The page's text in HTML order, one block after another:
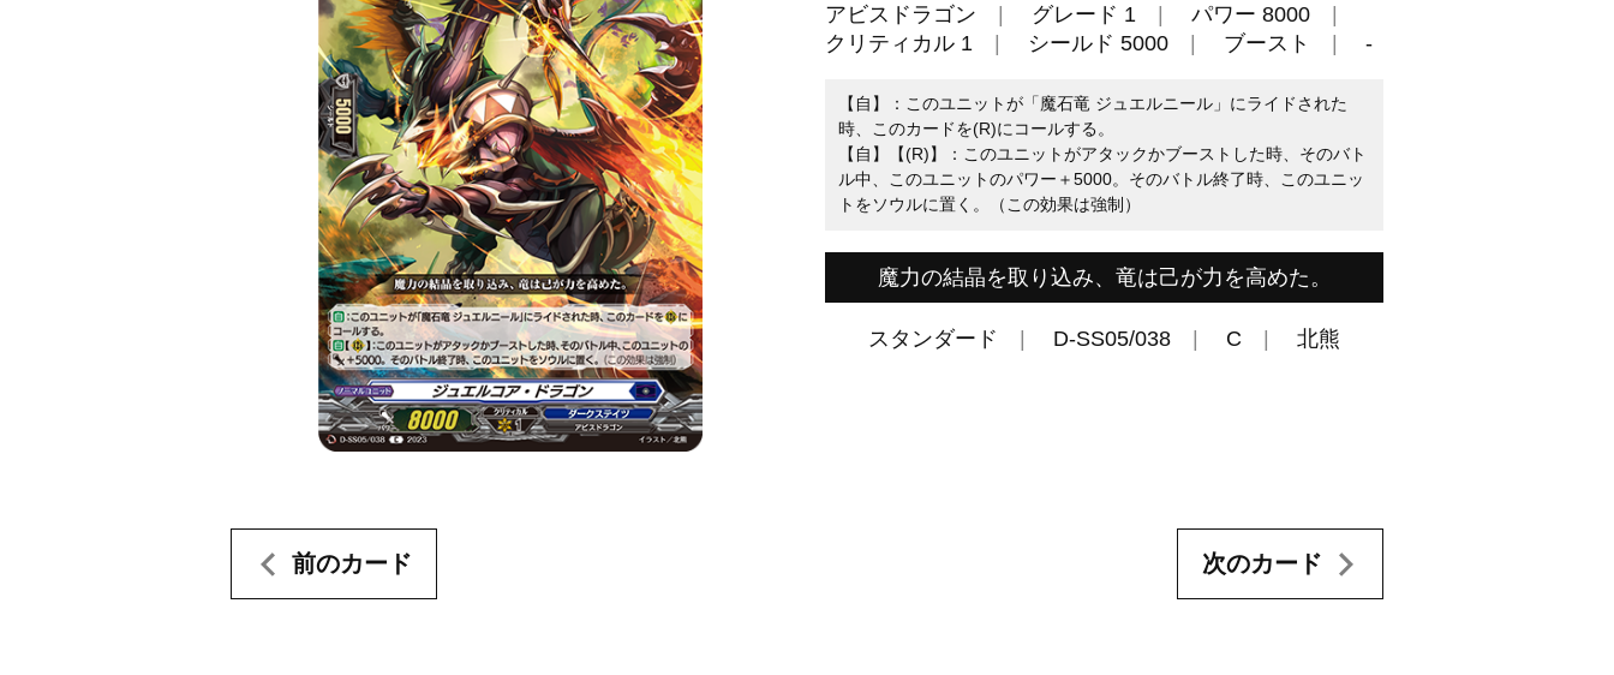
アビスドラゴン
グレード 1
パワー 8000
クリティカル 1
シールド 5000 ブースト -
【自】：このユニットが「魔石竜 ジュエルニール」にライドされた
時、このカードを(R)にコールする。
【自】【(R)】：このユニットがアタックかブーストした時、そのバト
ル中、このユニットのパワー＋5000。そのバトル終了時、このユニッ
トをソウルに置く。（この効果は強制）
魔力の結晶を取り込み、竜は己が力を高めた。
スタンダード D-SS05/038 C 北熊
前のカード 次のカード